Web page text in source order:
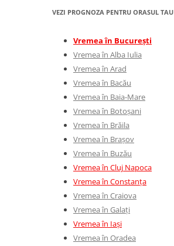
VEZI PROGNOZA PENTRU ORASUL TAU
Vremea în București
Vremea în Alba Iulia
Vremea în Arad
Vremea în Bacău
Vremea în Baia-Mare
Vremea în Botoșani
Vremea în Brăila
Vremea în Brașov
Vremea în Buzău
Vremea în Cluj Napoca
Vremea în Constanța
Vremea în Craiova
Vremea în Galați
Vremea în Iași
Vremea în Oradea